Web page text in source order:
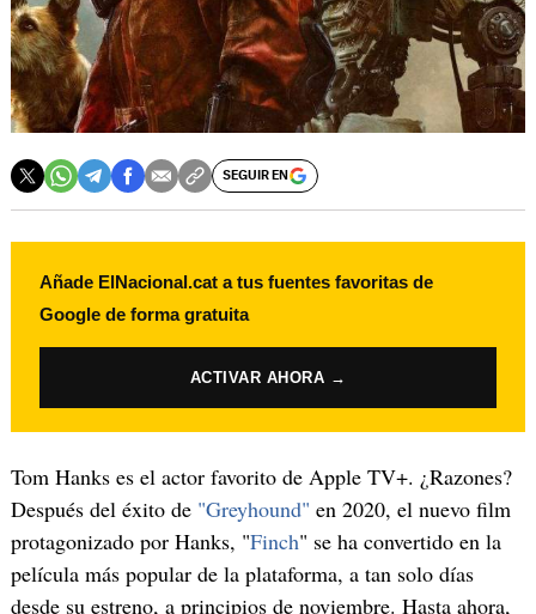
SEGUIR EN
Añade ElNacional.cat a tus fuentes favoritas de
Google de forma gratuita
ACTIVAR AHORA →
Tom Hanks es el actor favorito de Apple TV+. ¿Razones?
Después del éxito de "Greyhound" en 2020, el nuevo film
protagonizado por Hanks, "Finch" se ha convertido en la
película más popular de la plataforma, a tan solo días
desde su estreno, a principios de noviembre. Hasta ahora,